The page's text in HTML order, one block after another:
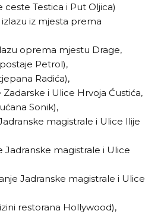
ceste Testica i Put Oljica)
iz mjesta prema
oprema mjestu Drage,
Petrol),
Radića),
Zadarske i Ulice Hrvoja Ćustića,
Sonik),
magistrale i Ulice Ilije
Jadranske magistrale i Ulice
Jadranske magistrale i Ulice
restorana Hollywood),